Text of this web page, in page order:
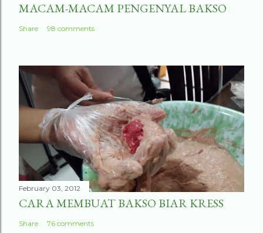
MACAM-MACAM PENGENYAL BAKSO
Share 98 comments
February 03, 2012
CARA MEMBUAT BAKSO BIAR KRESS
Share 76 comments